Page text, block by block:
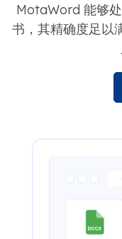
MotaWord 能够
书，其精确度足以